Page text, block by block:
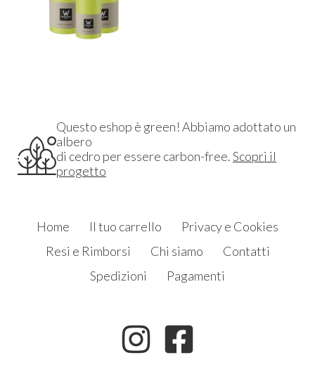
Questo eshop è green! Abbiamo adottato un
albero
di cedro per essere carbon-free.Scopri il
progetto
Home Il tuo carrello
Privacy e Cookies
Resi e Rimborsi
Chi siamo
Contatti
Spedizioni
Pagamenti